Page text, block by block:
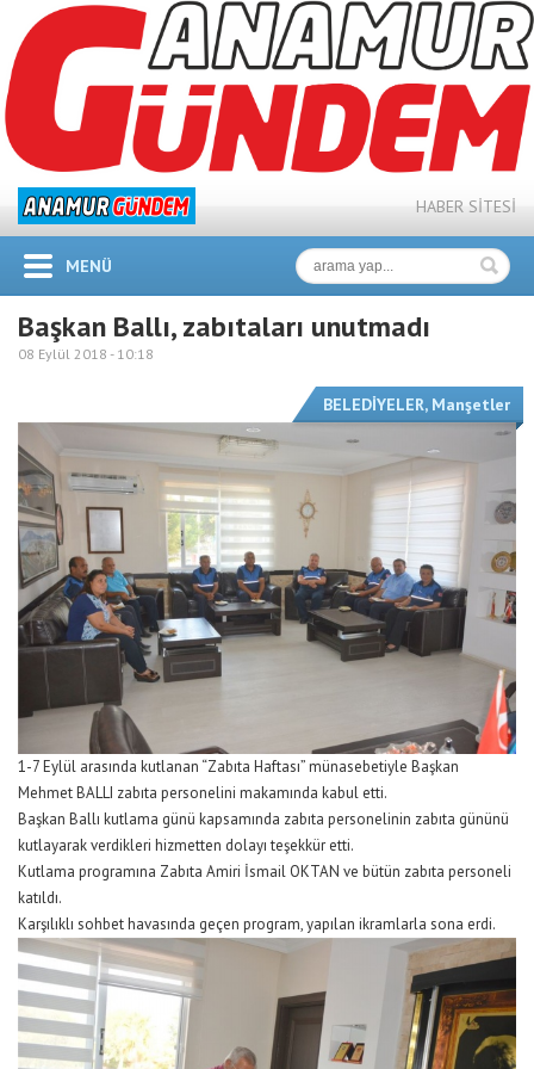
HABER SİTESİ
MENÜ
Başkan Ballı, zabıtaları unutmadı
08 Eylül 2018 - 10:18
BELEDİYELER, Manşetler
1-7 Eylül arasında kutlanan “Zabıta Haftası” münasebetiyle Başkan
Mehmet BALLI zabıta personelini makamında kabul etti.
Başkan Ballı kutlama günü kapsamında zabıta personelinin zabıta gününü
kutlayarak verdikleri hizmetten dolayı teşekkür etti.
Kutlama programına Zabıta Amiri İsmail OKTAN ve bütün zabıta personeli
katıldı.
Karşılıklı sohbet havasında geçen program, yapılan ikramlarla sona erdi.